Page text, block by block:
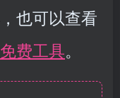
也可以查看
费工具。